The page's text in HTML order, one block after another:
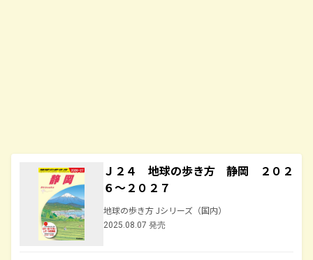
Ｊ２４ 地球の歩き方 静岡 ２０２
６～２０２７
地球の歩き方 Jシリーズ（国内）
2025.08.07 発売